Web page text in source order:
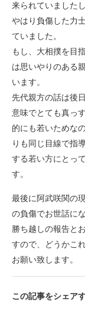
来られていました
やはり負傷した力
ていました。
もし、大相撲を目
は思いやりのある
います。
先代親方の話は後
意味でとても真っ
的にも若いためな
りも同じ目線で指
する若い方にとっ
す。
最後に阿武咲関の
の負傷でお世話に
勝ち越しの報告と
すので、どうかこ
お願い致します。
この記事をシェア